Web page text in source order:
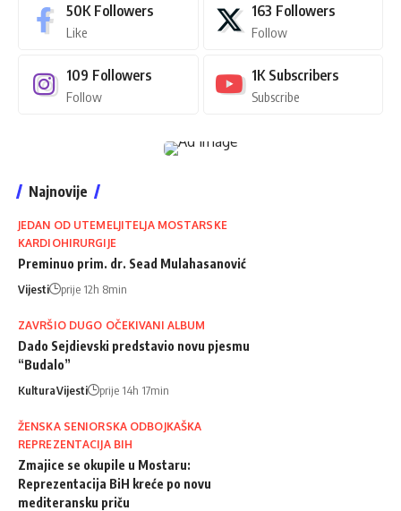
50K Followers
Like
163 Followers
Follow
109 Followers
Follow
1K Subscribers
Subscribe
Najnovije
JEDAN OD UTEMELJITELJA MOSTARSKE
KARDIOHIRURGIJE
Preminuo prim. dr. Sead Mulahasanović
Vijesti prije 12h 8min
ZAVRŠIO DUGO OČEKIVANI ALBUM
Dado Sejdievski predstavio novu pjesmu
“Budalo”
KulturaVijesti prije 14h 17min
ŽENSKA SENIORSKA ODBOJKAŠKA
REPREZENTACIJA BIH
Zmajice se okupile u Mostaru:
Reprezentacija BiH kreće po novu
mediteransku priču